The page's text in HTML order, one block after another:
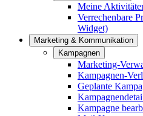
Meine
Verrechenbare
Widget)
Marketing & Kommunikation
Kampagnen
Marketing-
Kampagnen-
Geplante
Kampagne